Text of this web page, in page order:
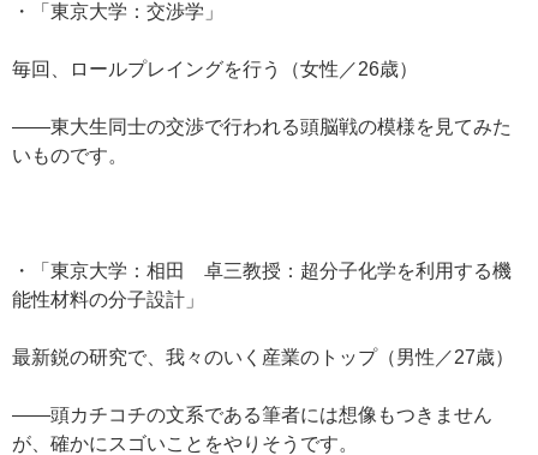
・「東京大学：交渉学」
毎回、ロールプレイングを行う（女性／26歳）
——東大生同士の交渉で行われる頭脳戦の模様を見てみた
いものです。
・「東京大学：相田 卓三教授：超分子化学を利用する機
能性材料の分子設計」
最新鋭の研究で、我々のいく産業のトップ（男性／27歳）
——頭カチコチの文系である筆者には想像もつきません
が、確かにスゴいことをやりそうです。